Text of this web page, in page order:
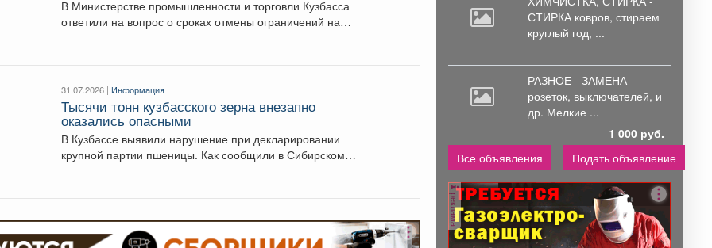
В Министерстве промышленности и торговли Кузбасса
ответили на вопрос о сроках отмены ограничений на
31.07.2026 | Информация
Тысячи тонн кузбасского зерна внезапно
оказались опасными
В Кузбассе выявили нарушение при декларировании
крупной партии пшеницы. Как сообщили в Сибирском
СТИРКА ковров, стираем
круглый год, ...
РАЗНОЕ - ЗАМЕНА
розеток, выключателей, и
др. Мелкие ...
1 000 руб.
Все объявления
Подать объявление
реклама